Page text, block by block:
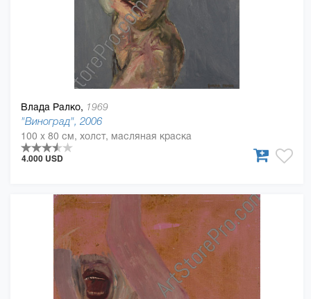
Влада Ралко, 1969
"Виноград", 2006
100 x 80 см, холст, масляная краска
4.000 USD